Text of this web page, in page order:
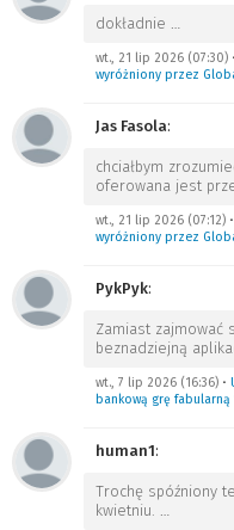
dokładnie …
wt., 21 lip 2026 (07:30) •
wyróżniony przez
Jas Fasola:
chciałbym
oferowana jest
wt., 21 lip 2026 (07:12) •
wyróżniony przez
PykPyk:
Zamiast zajmować
beznadziejną
wt., 7 lip 2026 (16:36) •
bankową grę fabularną
human1:
Trochę spóźniony
kwietniu. …